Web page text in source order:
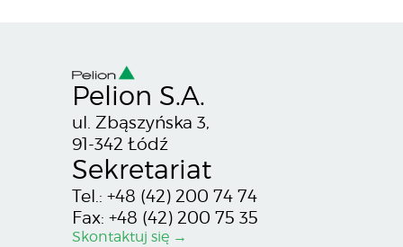
Pelion S.A.
ul. Zbąszyńska 3,
91-342 Łódź
Sekretariat
Tel.: +48 (42) 200 74 74
Fax: +48 (42) 200 75 35
Skontaktuj się →